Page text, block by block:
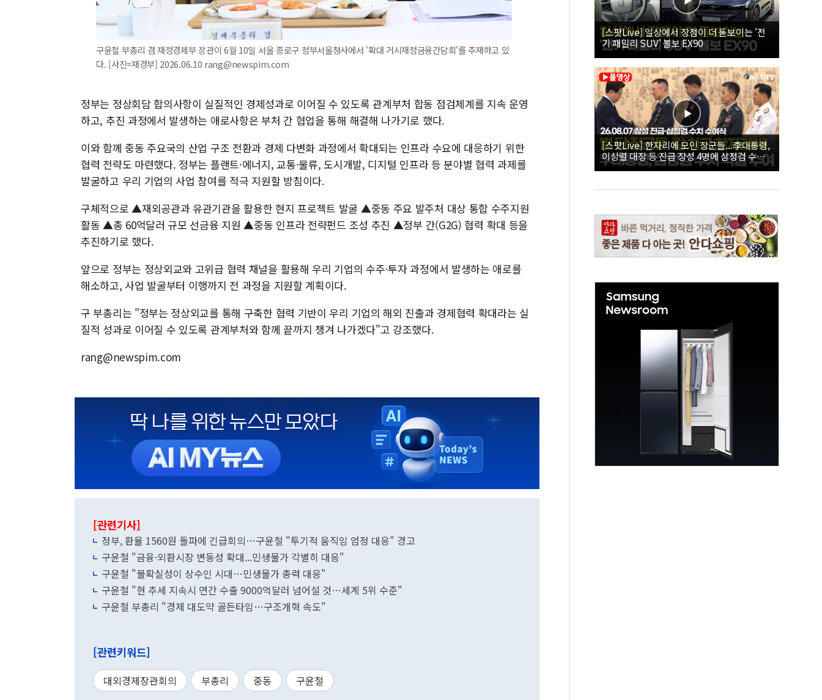
구윤철 부총리 겸 재정경제부 장관이 6월 10일 서울 종로구 정부서울청사에서 '확대 거시재정금융간담회'를 주재하고 있
다. [사진=재경부] 2026.06.10 rang@newspim.com
정부는 정상회담 합의사항이 실질적인 경제성과로 이어질 수 있도록 관계부처 합동 점검체계를 지속 운영
하고, 추진 과정에서 발생하는 애로사항은 부처 간 협업을 통해 해결해 나가기로 했다.
이와 함께 중동 주요국의 산업 구조 전환과 경제 다변화 과정에서 확대되는 인프라 수요에 대응하기 위한
협력 전략도 마련했다. 정부는 플랜트·에너지, 교통·물류, 도시개발, 디지털 인프라 등 분야별 협력 과제를
발굴하고 우리 기업의 사업 참여를 적극 지원할 방침이다.
구체적으로 ▲재외공관과 유관기관을 활용한 현지 프로젝트 발굴 ▲중동 주요 발주처 대상 통합 수주지원
활동 ▲총 60억달러 규모 선금융 지원 ▲중동 인프라 전략펀드 조성 추진 ▲정부 간(G2G) 협력 확대 등을
추진하기로 했다.
앞으로 정부는 정상외교와 고위급 협력 채널을 활용해 우리 기업의 수주·투자 과정에서 발생하는 애로를
해소하고, 사업 발굴부터 이행까지 전 과정을 지원할 계획이다.
구 부총리는 "정부는 정상외교를 통해 구축한 협력 기반이 우리 기업의 해외 진출과 경제협력 확대라는 실
질적 성과로 이어질 수 있도록 관계부처와 함께 끝까지 챙겨 나가겠다"고 강조했다.
rang@newspim.com
[관련기사]
정부, 환율 1560원 돌파에 긴급회의…구윤철 "투기적 움직임 엄정 대응" 경고
구윤철 "금융·외환시장 변동성 확대...민생물가 각별히 대응"
구윤철 "불확실성이 상수인 시대…민생물가 총력 대응"
구윤철 "현 추세 지속시 연간 수출 9000억달러 넘어설 것…세계 5위 수준"
구윤철 부총리 "경제 대도약 골든타임…구조개혁 속도"
[관련키워드]
대외경제장관회의 부총리 중동 구윤철
[스팟Live] 일상에서 장점이 더 돋보이는 '전
기 패밀리 SUV' 볼보 EX90
[스팟Live] 한자리에 모인 장군들...李대통령,
이상렬 대장 등 진급 장성 4명에 삼정검 수치
직접 수여｜26.08.07 장성 진급·삼정검 수치